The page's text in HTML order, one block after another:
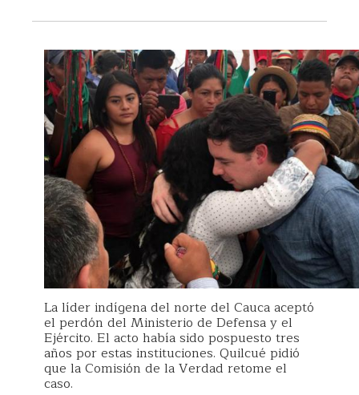
La líder indígena del norte del Cauca aceptó
el perdón del Ministerio de Defensa y el
Ejército. El acto había sido pospuesto tres
años por estas instituciones. Quilcué pidió
que la Comisión de la Verdad retome el
caso.